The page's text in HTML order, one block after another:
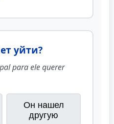
уйти?
para ele querer
Он нашел
другую